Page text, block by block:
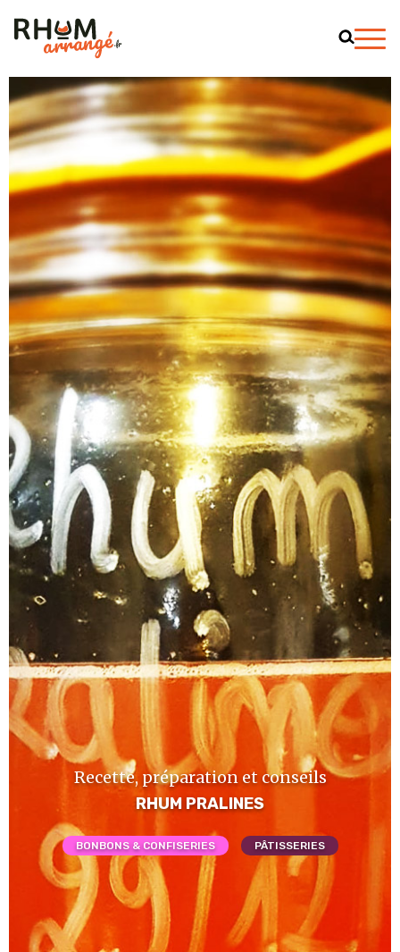
Recette, préparation et conseils
RHUM PRALINES
BONBONS & CONFISERIES PÂTISSERIES